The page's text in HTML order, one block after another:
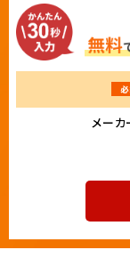
メーカ